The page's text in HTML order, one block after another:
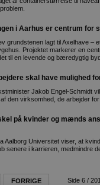
i Aarhus er centrum for
grundstenen lagt til Axelhave –
Projektet markerer en
til en levende og bæredygtig
skal have mulighed
Jakob Engel-Schmidt
den virksomhed, de arbejder for
på kvinder og mænds
Aalborg Universitet viser, at
senere i karrieren, medmindre
FORRIGE Side 6 /